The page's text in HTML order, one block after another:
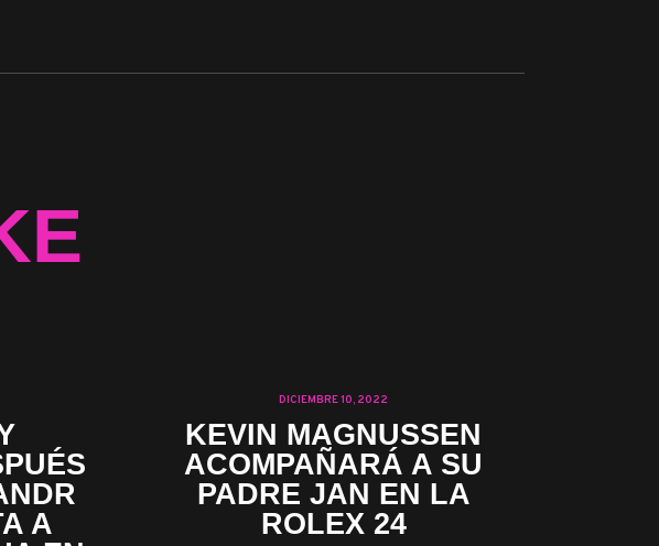
A
DICIEMBRE 10, 2022
KEVIN MAGNUSSEN
ACOMPAÑARÁ A SU
PADRE JAN EN LA
ROLEX 24